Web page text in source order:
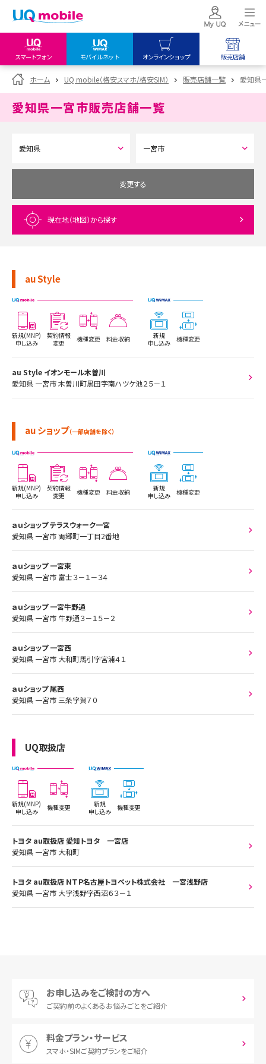
スマートフォン モバイルネット オンラインショップ 販売店舗
my UQ WiMAX
UQ WiMAX ご契約の方
My UQ mobile
データチャージサイト
UQ mobile
オンラインショップ
UQ WiMAX
UQ mobile
販売店舗
UQ WiMAX
ホーム UQ mobile（格安スマホ/格安SIM） 販売店舗一覧 愛知県
愛知県一宮市販売店舗一覧
変更する
現在地（地図）から探す
au Style
新規(MNP)
申し込み
契約情報
変更
機種変更 料金収納
新規
申し込み
機種変更
au Style イオンモール木曽川
愛知県 一宮市 木曽川町黒田字南ハツケ池２５－１
au ショップ（一部店舗を除く）
新規(MNP)
申し込み
契約情報
変更
機種変更 料金収納
新規
申し込み
機種変更
ａｕショップ テラスウォーク一宮
愛知県 一宮市 両郷町一丁目2番地
ａｕショップ 一宮東
愛知県 一宮市 富士３－１－３４
ａｕショップ 一宮牛野通
愛知県 一宮市 牛野通３－１５－２
ａｕショップ 一宮西
愛知県 一宮市 大和町馬引字宮浦４１
ａｕショップ 尾西
愛知県 一宮市 三条字賀７０
UQ取扱店
新規(MNP)
申し込み
機種変更
新規
申し込み
機種変更
トヨタ au取扱店 愛知トヨタ 一宮店
愛知県 一宮市 大和町
トヨタ au取扱店 ＮＴＰ名古屋トヨペット株式会社 一宮浅野店
愛知県 一宮市 大字浅野字西沼６３－１
お申し込みをご検討の方へ
ご契約前のよくあるお悩みごとをご紹介
料金プラン・サービス
スマホ・SIMご契約プランをご紹介